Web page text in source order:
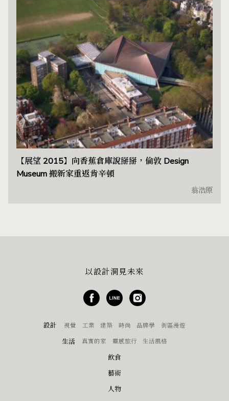
【展望 2015】向香蕉倉庫說掰掰，倫敦 Design
Museum 搬新家重返肯辛頓
翁浩原
以設計洞見未來
設計 視覺 工業 建築 時尚 品牌學 街區漫遊
生活 真實的家 靈感旅行 生活風格
飲食
藝術
人物